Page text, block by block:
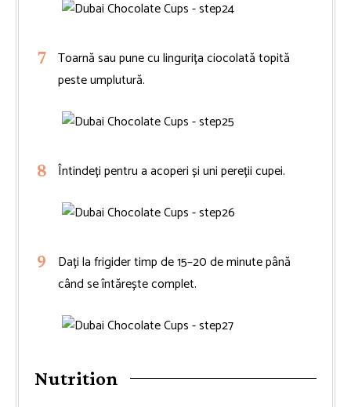
Toarnă sau pune cu lingurița ciocolată topită
peste umplutură.
Întindeți pentru a acoperi și uni pereții cupei.
Dați la frigider timp de 15–20 de minute până
când se întărește complet.
Nutrition